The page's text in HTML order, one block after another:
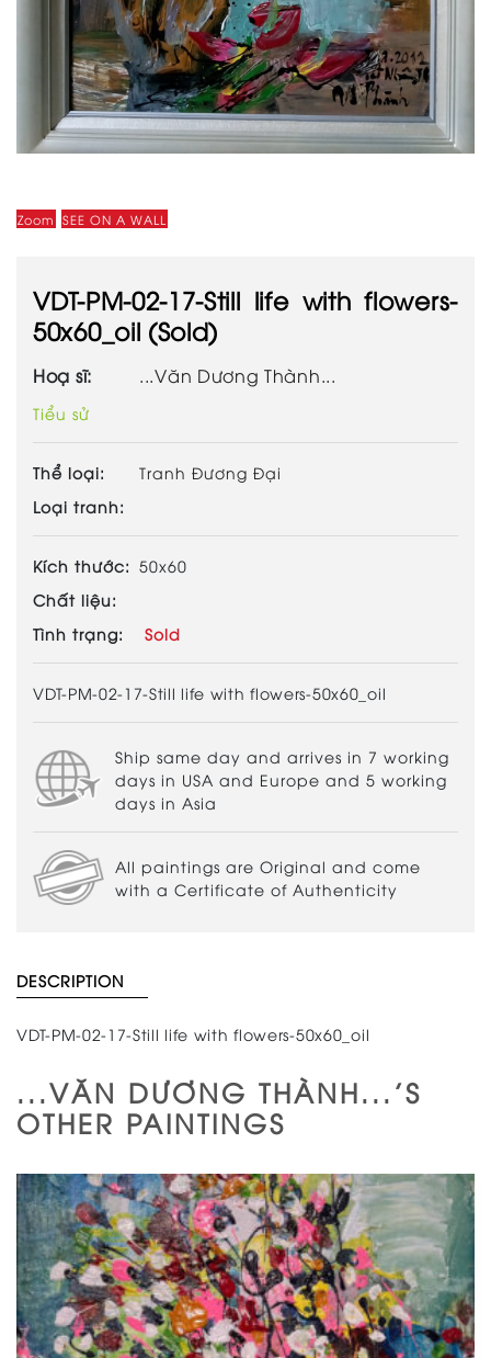
Zoom SEE ON A WALL
VDT-PM-02-17-Still life with flowers-
50x60_oil (Sold)
Hoạ sĩ: ...Văn Dương Thành...
Tiểu sử
Thể loại:
Tranh Đương Đại
Loại tranh:
Kích thước: 50x60
Chất liệu:
Tình trạng:
Sold
VDT-PM-02-17-Still life with flowers-50x60_oil
Ship same day and arrives in 7 working
days in USA and Europe and 5 working
days in Asia
All paintings are Original and come
with a Certificate of Authenticity
DESCRIPTION
VDT-PM-02-17-Still life with flowers-50x60_oil
...VĂN DƯƠNG THÀNH...'S
OTHER PAINTINGS